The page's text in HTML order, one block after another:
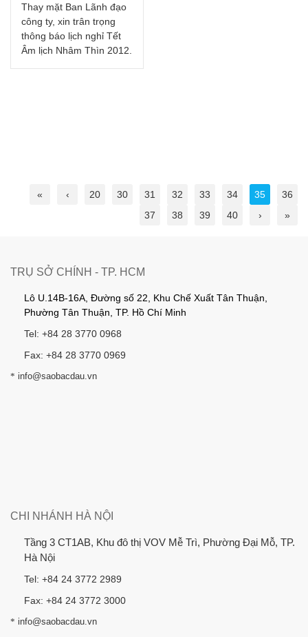
Thay mặt Ban Lãnh đạo
công ty, xin trân trọng
thông báo lịch nghỉ Tết
Âm lịch Nhâm Thìn 2012.
« ‹ 20 30 31 32 33 34 35
36
37
38 39 40 › »
TRỤ SỞ CHÍNH - TP. HCM
Lô U.14B-16A, Đường số 22, Khu Chế Xuất Tân Thuận,
Phường Tân Thuận, TP. Hồ Chí Minh
Tel: +84 28 3770 0968
Fax: +84 28 3770 0969
* info@saobacdau.vn
CHI NHÁNH HÀ NỘI
Tầng 3 CT1AB, Khu đô thị VOV Mễ Trì, Phường Đại Mỗ, TP.
Hà Nội
Tel: +84 24 3772 2989
Fax: +84 24 3772 3000
* info@saobacdau.vn